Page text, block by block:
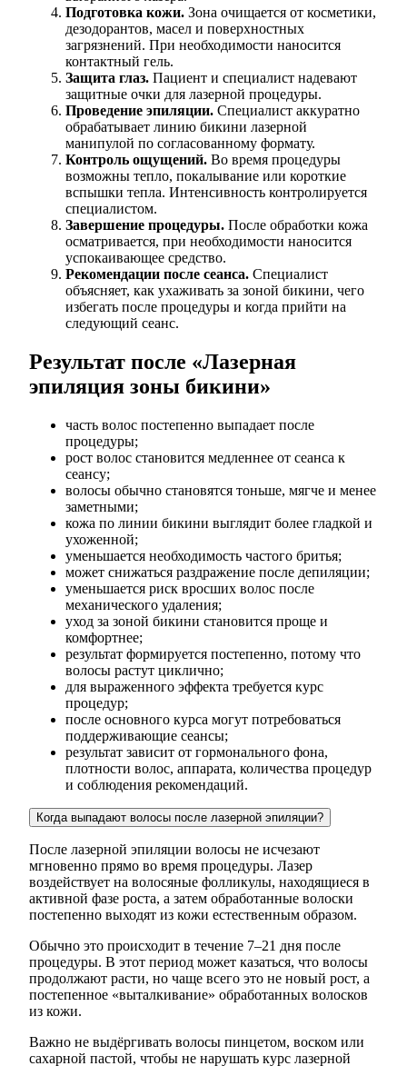
Подготовка кожи. Зона очищается от косметики,
дезодорантов, масел и поверхностных
загрязнений. При необходимости наносится
контактный гель.
Защита глаз. Пациент и специалист надевают
защитные очки для лазерной процедуры.
Проведение эпиляции. Специалист аккуратно
обрабатывает линию бикини лазерной
манипулой по согласованному формату.
Контроль ощущений. Во время процедуры
возможны тепло, покалывание или короткие
вспышки тепла. Интенсивность контролируется
специалистом.
Завершение процедуры. После обработки кожа
осматривается, при необходимости наносится
успокаивающее средство.
Рекомендации после сеанса. Специалист
объясняет, как ухаживать за зоной бикини, чего
избегать после процедуры и когда прийти на
следующий сеанс.
Результат после «Лазерная
эпиляция зоны бикини»
часть волос постепенно выпадает после
процедуры;
рост волос становится медленнее от сеанса к
сеансу;
волосы обычно становятся тоньше, мягче и менее
заметными;
кожа по линии бикини выглядит более гладкой и
ухоженной;
уменьшается необходимость частого бритья;
может снижаться раздражение после депиляции;
уменьшается риск вросших волос после
механического удаления;
уход за зоной бикини становится проще и
комфортнее;
результат формируется постепенно, потому что
волосы растут циклично;
для выраженного эффекта требуется курс
процедур;
после основного курса могут потребоваться
поддерживающие сеансы;
результат зависит от гормонального фона,
плотности волос, аппарата, количества процедур
и соблюдения рекомендаций.
Когда выпадают волосы после лазерной эпиляции?
После лазерной эпиляции волосы не исчезают
мгновенно прямо во время процедуры. Лазер
воздействует на волосяные фолликулы, находящиеся в
активной фазе роста, а затем обработанные волоски
постепенно выходят из кожи естественным образом.
Обычно это происходит в течение 7–21 дня после
процедуры. В этот период может казаться, что волосы
продолжают расти, но чаще всего это не новый рост, а
постепенное «выталкивание» обработанных волосков
из кожи.
Важно не выдёргивать волосы пинцетом, воском или
сахарной пастой, чтобы не нарушать курс лазерной